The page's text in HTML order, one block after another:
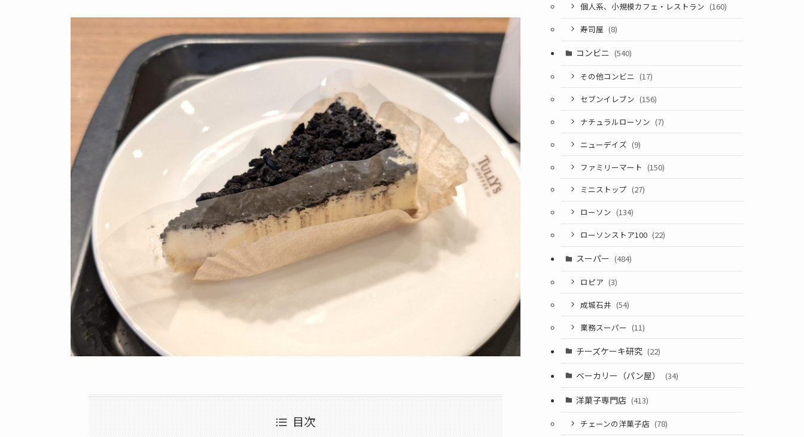
目次
個人系、小規模カフェ・レストラン (160)
寿司屋 (8)
コンビニ (540)
その他コンビニ (17)
セブンイレブン (156)
ナチュラルローソン (7)
ニューデイズ (9)
ファミリーマート (150)
ミニストップ (27)
ローソン (134)
ローソンストア100 (22)
スーパー (484)
ロピア (3)
成城石井 (54)
業務スーパー (11)
チーズケーキ研究 (22)
ベーカリー（パン屋） (34)
洋菓子専門店 (413)
チェーンの洋菓子店 (78)